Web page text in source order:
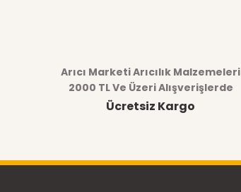
Arıcı Marketi Arıcılık Malzemeleri
2000 TL Ve Üzeri Alışverişlerde
Ücretsiz Kargo